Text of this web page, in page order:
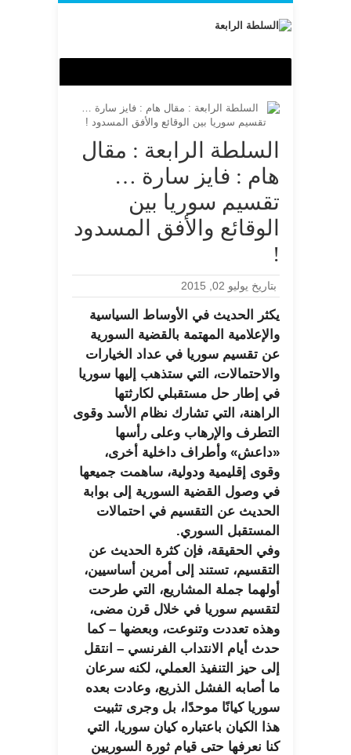
السلطة الرابعة : مقال
هام : فايز سارة …
تقسيم سوريا بين
الوقائع والأفق المسدود
!
بتاريخ يوليو 02, 2015
يكثر الحديث في الأوساط السياسية
والإعلامية المهتمة بالقضية السورية
عن تقسيم سوريا في عداد الخيارات
والاحتمالات، التي ستذهب إليها سوريا
في إطار حل مستقبلي لكارثتها
الراهنة، التي تشارك نظام الأسد وقوى
التطرف والإرهاب وعلى رأسها
«داعش» وأطراف داخلية أخرى،
وقوى إقليمية ودولية، ساهمت جميعها
في وصول القضية السورية إلى بوابة
الحديث عن التقسيم في احتمالات
المستقبل السوري.
وفي الحقيقة، فإن كثرة الحديث عن
التقسيم، تستند إلى أمرين أساسيين،
أولهما جملة المشاريع، التي طرحت
لتقسيم سوريا في خلال قرن مضى،
وهذه تعددت وتنوعت، وبعضها – كما
حدث أيام الانتداب الفرنسي – انتقل
إلى حيز التنفيذ العملي، لكنه سرعان
ما أصابه الفشل الذريع، وعادت بعده
سوريا كيانًا موحدًا، بل وجرى تثبيت
هذا الكيان باعتباره كيان سوريا، التي
كنا نعرفها حتى قيام ثورة السوريين